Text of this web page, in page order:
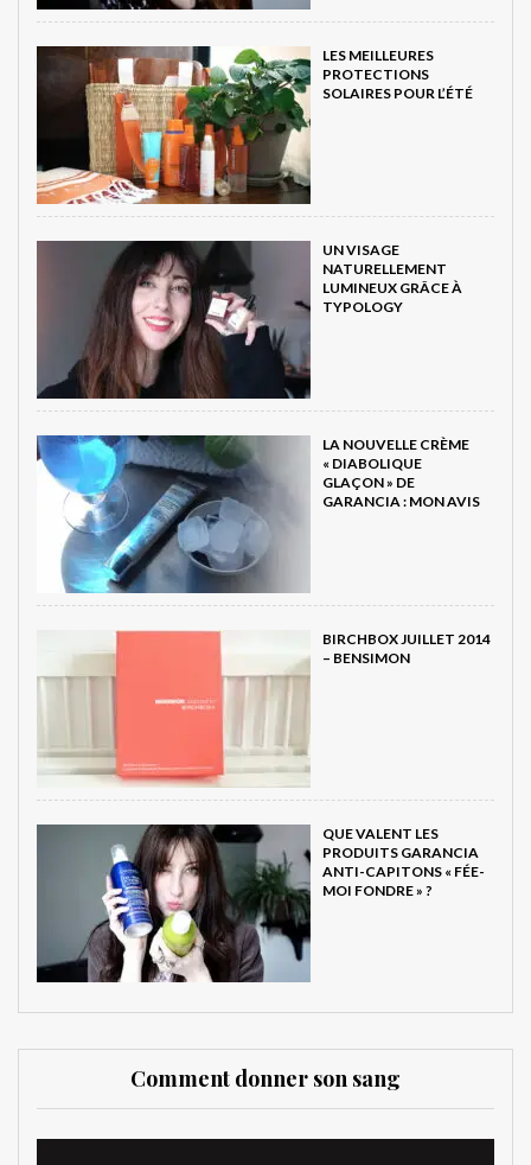
LES MEILLEURES
PROTECTIONS
SOLAIRES POUR L’ÉTÉ
UN VISAGE
NATURELLEMENT
LUMINEUX GRÂCE À
TYPOLOGY
LA NOUVELLE CRÈME
« DIABOLIQUE
GLAÇON » DE
GARANCIA : MON AVIS
BIRCHBOX JUILLET 2014
– BENSIMON
QUE VALENT LES
PRODUITS GARANCIA
ANTI-CAPITONS « FÉE-
MOI FONDRE » ?
Comment donner son sang